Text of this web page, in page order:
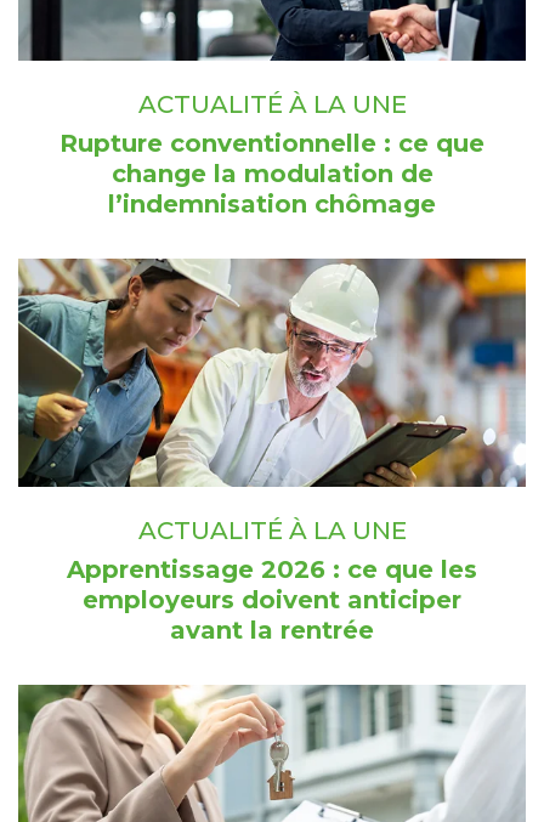
ACTUALITÉ À LA UNE
Rupture conventionnelle : ce que
change la modulation de
l’indemnisation chômage
ACTUALITÉ À LA UNE
Apprentissage 2026 : ce que les
employeurs doivent anticiper
avant la rentrée